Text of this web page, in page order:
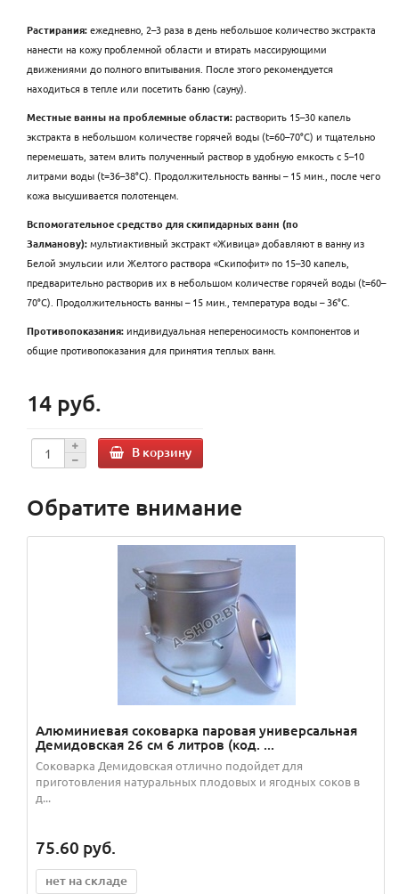
Растирания:ежедневно, 2–3 раза в день небольшое количество экстракта
нанести на кожу проблемной области и втирать массирующими
движениями до полного впитывания. После этого рекомендуется
находиться в тепле или посетить баню (сауну).
Местные ванны на проблемные области:растворить 15–30 капель
экстракта в небольшом количестве горячей воды (t=60–70°C) и тщательно
перемешать, затем влить полученный раствор в удобную емкость с 5–10
литрами воды (t=36–38°C). Продолжительность ванны – 15 мин., после чего
кожа высушивается полотенцем.
Вспомогательное средство для скипидарных ванн (по
Залманову):мультиактивный экстракт «Живица» добавляют в ванну из
Белой эмульсии или Желтого раствора «Скипофит» по 15–30 капель,
предварительно растворив их в небольшом количестве горячей воды (t=60–
70°C). Продолжительность ванны – 15 мин., температура воды – 36°С.
Противопоказания:индивидуальная непереносимость компонентов и
общие противопоказания для принятия теплых ванн.
14 руб.
В корзину
Обратите внимание
Алюминиевая соковарка паровая универсальная
Демидовская 26 см 6 литров (код. ...
Соковарка Демидовская отлично подойдет для
приготовления натуральных плодовых и ягодных соков в
д...
75.60 руб.
нет на складе